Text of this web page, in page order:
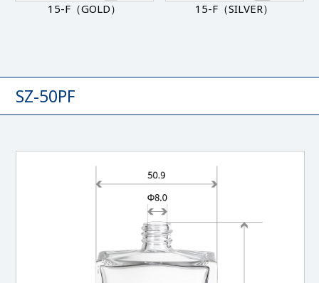
15-F（GOLD） 15-F（SILVER）
SZ-50PF